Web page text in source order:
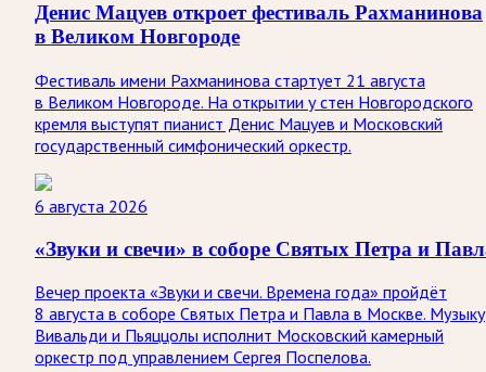
Денис Мацуев откроет фестиваль Рахманинова
в Великом Новгороде
Фестиваль имени Рахманинова стартует 21 августа
в Великом Новгороде. На открытии у стен Новгородского
кремля выступят пианист Денис Мацуев и Московский
государственный симфонический оркестр.
6 августа 2026
«Звуки и свечи» в соборе Святых Петра и
Вечер проекта «Звуки и свечи. Времена года» пройдёт
8 августа в соборе Святых Петра и Павла в Москве. Музыку
Вивальди и Пьяццолы исполнит Московский камерный
оркестр под управлением Сергея Поспелова.